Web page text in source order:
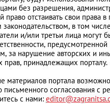
без разрешения,
право отстаивать свои права в
в том
и/или третьи лица могут
предусмотренной
за нарушение авторских и
прав, принадлежащих порталу.
материалов портала
письменного согласования с
с нами: